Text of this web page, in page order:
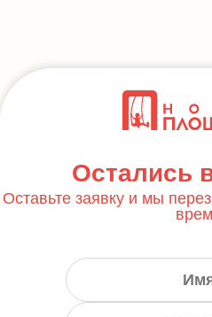
Остались
Оставьте заявку и мы